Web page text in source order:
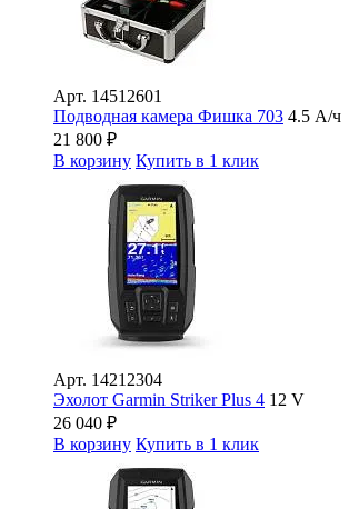
Арт. 14512601
Подводная камера Фишка 703 4.5 А/ч
21 800 ₽
В корзину Купить в 1 клик
Арт. 14212304
Эхолот Garmin Striker Plus 4 12 V
26 040 ₽
В корзину Купить в 1 клик